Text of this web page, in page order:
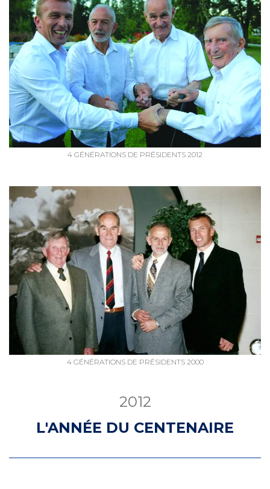
4 GÉNÉRATIONS DE PRÉSIDENTS 2012
4 GÉNÉRATIONS DE PRÉSIDENTS 2000
2012
L'ANNÉE DU CENTENAIRE